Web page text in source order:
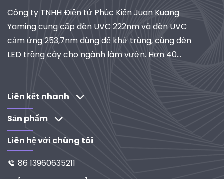
Công ty TNHH Điện tử Phúc Kiến Juan Kuang
Yaming cung cấp đèn UVC 222nm và đèn UVC
cảm ứng 253,7nm dùng để khử trùng, cùng đèn
LED trồng cây cho ngành làm vườn. Hơn 40
công nghiệp. Khám phá các giải pháp do R&D
thúc đẩy của chúng tôi.
Liên kết nhanh
Sản phẩm
Liên hệ với chúng tôi
 86 13960635211